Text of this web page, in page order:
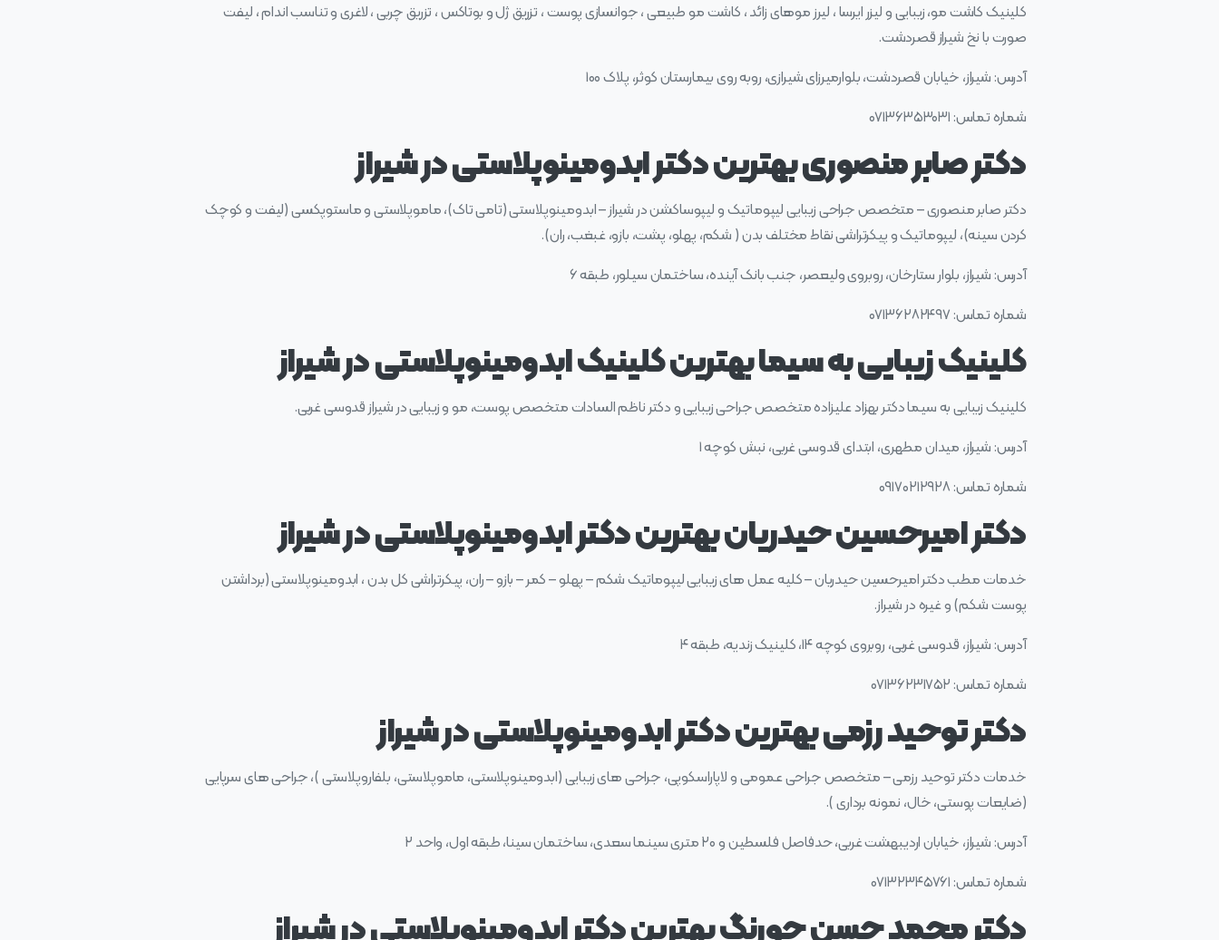
کلینیک کاشت مو، زیبایی و لیزر ایرسا ، لیرز موهای زائد ، کاشت مو طبیعی ، جوانسازی پوست ، تزریق ژل و بوتاکس ، تزریق چربی ، لاغری و تناسب اندام ، لیفت
صورت با نخ شیراز قصردشت.
آدرس: شیراز، خیابان قصردشت، بلوارمیرزای شیرازی، روبه روی بیمارستان کوثر، پلاک ۱۰۰
شماره تماس: ۰۷۱۳۶۳۵۳۰۳۱
دکتر صابر منصوری بهترین دکتر ابدومینوپلاستی در شیراز
دکتر صابر منصوری – متخصص جراحی زیبایی لیپوماتیک و لیپوساکشن در شیراز – ابدومینوپلاستی (تامی تاک)، ماموپلاستی و ماستوپکسی (لیفت و کوچک
کردن سینه)، لیپوماتیک و پیکرتراشی نقاط مختلف بدن ( شکم، پهلو، پشت، بازو، غبغب، ران).
آدرس: شیراز، بلوار ستارخان، روبروی ولیعصر، جنب بانک آینده، ساختمان سیلور، طبقه ۶
شماره تماس: ۰۷۱۳۶۲۸۲۴۹۷
کلینیک زیبایی به سیما بهترین کلینیک ابدومینوپلاستی در شیراز
کلینیک زیبایی به سیما دکتر بهزاد علیزاده متخصص جراحی زیبایی و دکتر ناظم السادات متخصص پوست، مو و زیبایی در شیراز قدوسی غربی.
آدرس: شیراز، میدان مطهری، ابتدای قدوسی غربی، نبش کوچه ۱
شماره تماس: ۰۹۱۷۰۲۱۲۹۲۸​
دکتر امیرحسین حیدریان بهترین دکتر ابدومینوپلاستی در شیراز
خدمات مطب دکتر امیرحسین حیدریان – کلیه عمل های زیبایی لیپوماتیک شکم – پهلو – کمر – بازو – ران، پیکرتراشی کل بدن ، ابدومینوپلاستی (برداشتن
پوست شکم) و غیره در شیراز.
آدرس: شیراز، قدوسی غربی، روبروی کوچه ۱۴، کلینیک زندیه، طبقه ۴
شماره تماس: ۰۷۱۳۶۲۳۱۷۵۲
دکتر توحید رزمی بهترین دکتر ابدومینوپلاستی در شیراز
خدمات دکتر توحید رزمی – متخصص جراحی عمومی و لاپاراسکوپی، جراحی های زیبایی (ابدومینوپلاستی، ماموپلاستی، بلفاروپلاستی )، جراحی های سرپایی
(ضایعات پوستی، خال، نمونه برداری ).
آدرس: شیراز، خیابان اردیبهشت غربی، حدفاصل فلسطین و ۲۰ متری سینما سعدی، ساختمان سینا، طبقه اول، واحد ۲
شماره تماس: ۰۷۱۳۲۳۴۵۷۶۱